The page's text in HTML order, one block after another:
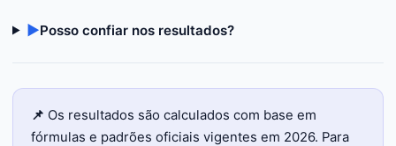
▶Posso confiar nos resultados?
📌 Os resultados são calculados com base em
fórmulas e padrões oficiais vigentes em 2026. Para